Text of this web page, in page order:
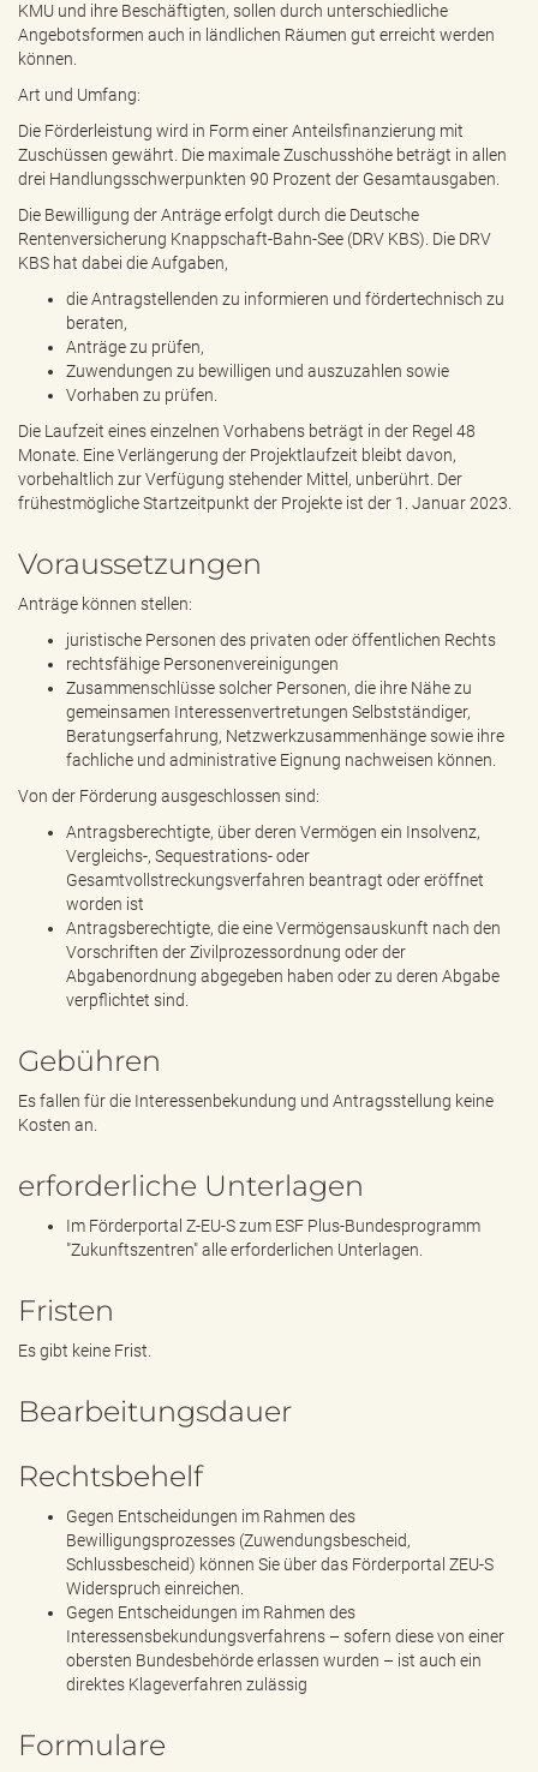
KMU und ihre Beschäftigten, sollen durch unterschiedliche
Angebotsformen auch in ländlichen Räumen gut erreicht werden
können.
Art und Umfang:
Die Förderleistung wird in Form einer Anteilsfinanzierung mit
Zuschüssen gewährt. Die maximale Zuschusshöhe beträgt in allen
drei Handlungsschwerpunkten 90 Prozent der Gesamtausgaben.
Die Bewilligung der Anträge erfolgt durch die Deutsche
Rentenversicherung Knappschaft-Bahn-See (DRV KBS). Die DRV
KBS hat dabei die Aufgaben,
die Antragstellenden zu informieren und fördertechnisch zu
beraten,
Anträge zu prüfen,
Zuwendungen zu bewilligen und auszuzahlen sowie
Vorhaben zu prüfen.
Die Laufzeit eines einzelnen Vorhabens beträgt in der Regel 48
Monate. Eine Verlängerung der Projektlaufzeit bleibt davon,
vorbehaltlich zur Verfügung stehender Mittel, unberührt. Der
frühestmögliche Startzeitpunkt der Projekte ist der 1. Januar 2023.
Voraussetzungen
Anträge können stellen:
juristische Personen des privaten oder öffentlichen Rechts
rechtsfähige Personenvereinigungen
Zusammenschlüsse solcher Personen, die ihre Nähe zu
gemeinsamen Interessenvertretungen Selbstständiger,
Beratungserfahrung, Netzwerkzusammenhänge sowie ihre
fachliche und administrative Eignung nachweisen können.
Von der Förderung ausgeschlossen sind:
Antragsberechtigte, über deren Vermögen ein Insolvenz,
Vergleichs-, Sequestrations- oder
Gesamtvollstreckungsverfahren beantragt oder eröffnet
worden ist
Antragsberechtigte, die eine Vermögensauskunft nach den
Vorschriften der Zivilprozessordnung oder der
Abgabenordnung abgegeben haben oder zu deren Abgabe
verpflichtet sind.
Gebühren
Es fallen für die Interessenbekundung und Antragsstellung keine
Kosten an.
erforderliche Unterlagen
Im Förderportal Z-EU-S zum ESF Plus-Bundesprogramm
"Zukunftszentren" alle erforderlichen Unterlagen.
Fristen
Es gibt keine Frist.
Bearbeitungsdauer
Rechtsbehelf
Gegen Entscheidungen im Rahmen des
Bewilligungsprozesses (Zuwendungsbescheid,
Schlussbescheid) können Sie über das Förderportal ZEU-S
Widerspruch einreichen.
Gegen Entscheidungen im Rahmen des
Interessensbekundungsverfahrens – sofern diese von einer
obersten Bundesbehörde erlassen wurden – ist auch ein
direktes Klageverfahren zulässig
Formulare